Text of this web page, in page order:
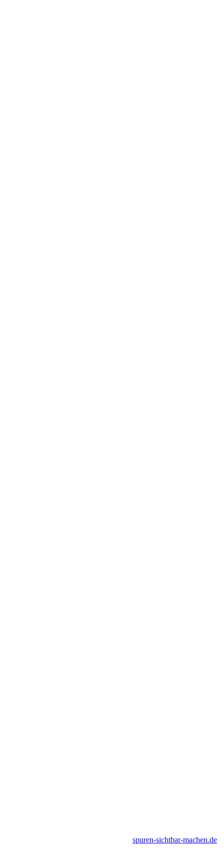
spuren-sichtbar-machen.de